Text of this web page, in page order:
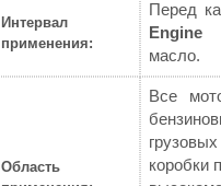
Интервал
применения:
Перед
Engine
масло.
Область
Все
коробки